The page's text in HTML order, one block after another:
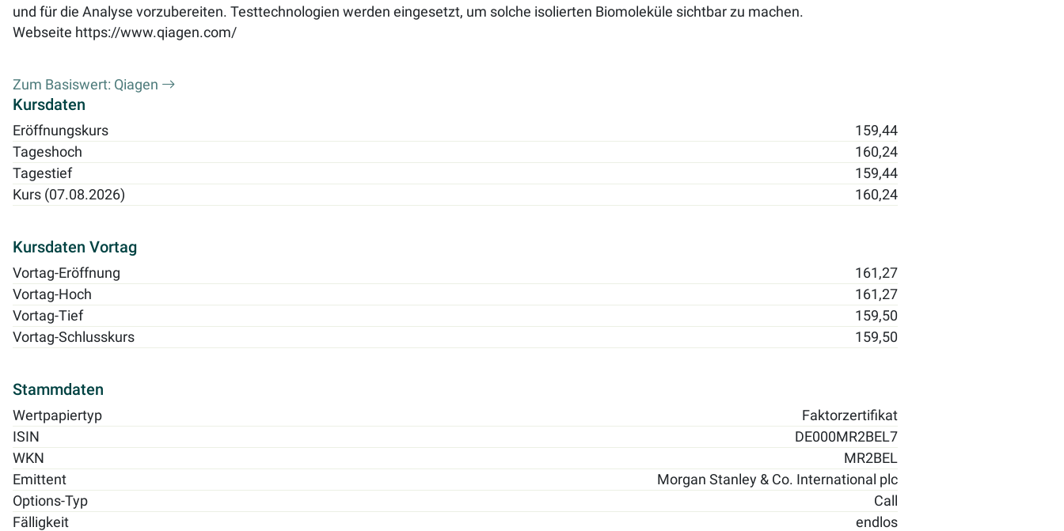
und für die Analyse vorzubereiten. Testtechnologien werden eingesetzt, um solche isolierten Biomoleküle sichtbar zu machen.
Webseite https://www.qiagen.com/
Zum Basiswert: Qiagen
Kursdaten
Eröffnungskurs
159,44
Tageshoch
160,24
Tagestief
159,44
Kurs (07.08.2026)
160,24
Kursdaten Vortag
Vortag-Eröffnung
161,27
Vortag-Hoch
161,27
Vortag-Tief
159,50
Vortag-Schlusskurs
159,50
Stammdaten
Wertpapiertyp
Faktorzertifikat
ISIN
DE000MR2BEL7
WKN
MR2BEL
Emittent
Morgan Stanley & Co. International plc
Options-Typ
Call
Fälligkeit
endlos